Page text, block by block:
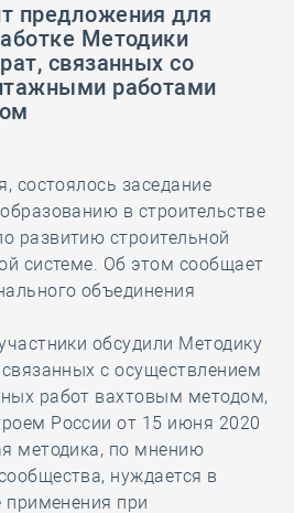
предложения для
Методики
связанных со
работами
состоялось заседание
в строительстве
развитию строительной
системе. Об этом сообщает
объединения
обсудили Методику
с осуществлением
работ вахтовым методом,
России от 15 июня 2020
методика, по мнению
нуждается в
применения при